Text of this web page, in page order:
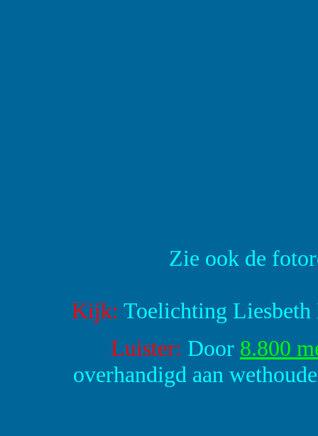
Zie ook de
Kijk: Toelichting
Luister: Door 8.800
overhandigd aan